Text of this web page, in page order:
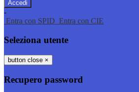
-
Entra con SPID Entra con CIE
Seleziona utente
button close ×
Recupero password